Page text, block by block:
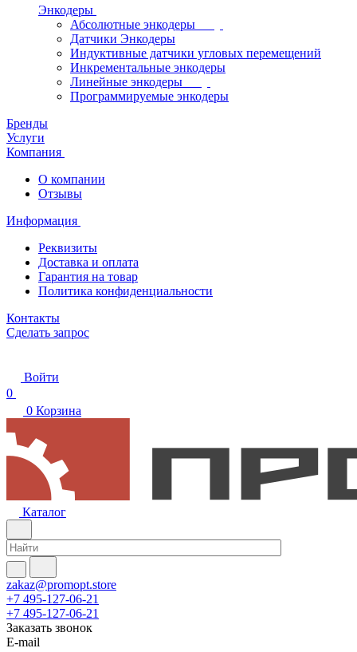
Энкодеры
Абсолютные энкодеры
Датчики Энкодеры
Индуктивные датчики угловых перемещений
Инкрементальные энкодеры
Линейные энкодеры
Программируемые энкодеры
Бренды
Услуги
Компания
О компании
Отзывы
Информация
Реквизиты
Доставка и оплата
Гарантия на товар
Политика конфиденциальности
Контакты
Сделать запрос
Войти
0
0 Корзина
Каталог
zakaz@promopt.store
+7 495-127-06-21
+7 495-127-06-21
Заказать звонок
E-mail